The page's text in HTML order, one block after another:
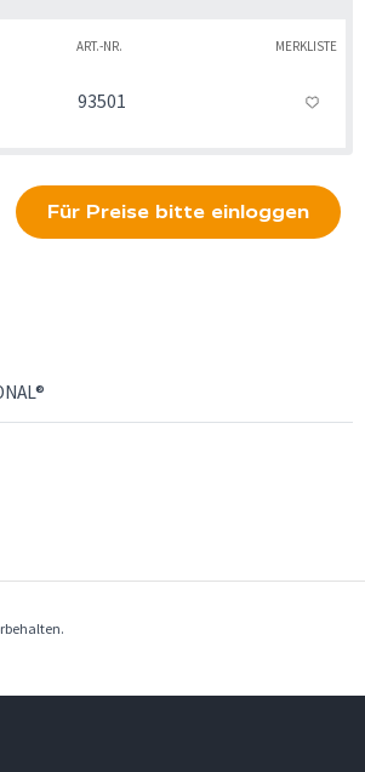
ART.-NR.
93501
MERKLISTE
Für Preise bitte einloggen